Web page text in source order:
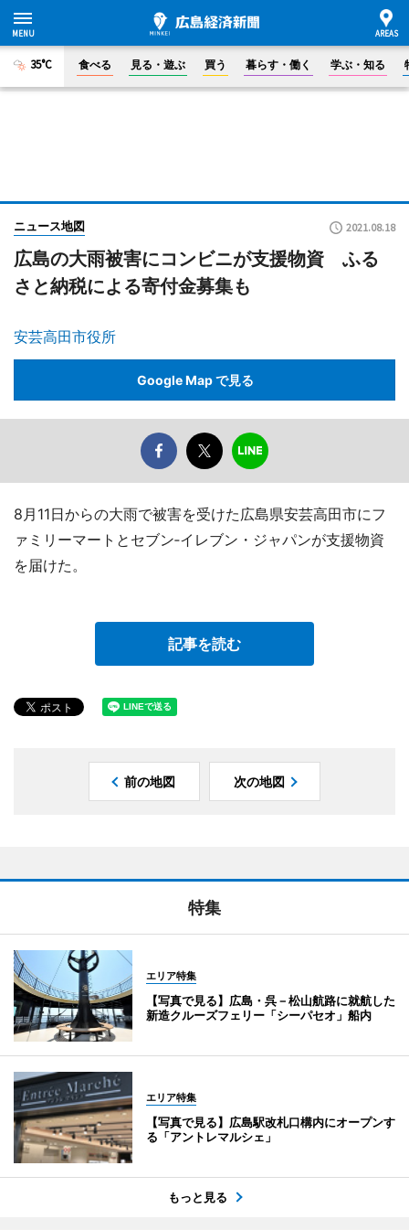
35°C 食べる 見る・遊ぶ 買う 暮らす・働く 学ぶ・知る
ニュース地図 2021.08.18
広島の大雨被害にコンビニが支援物資 ふる
さと納税による寄付金募集も
安芸高田市役所
Google Map で見る
8月11日からの大雨で被害を受けた広島県安芸高田市にフ
ァミリーマートとセブン‐イレブン・ジャパンが支援物資
を届けた。
記事を読む
前の地図 次の地図
特集
エリア特集
【写真で見る】広島・呉－松山航路に就航した
新造クルーズフェリー「シーパセオ」船内
エリア特集
【写真で見る】広島駅改札口構内にオープンす
る「アントレマルシェ」
もっと見る